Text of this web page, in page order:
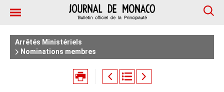
Arrêtés Ministériels
Nominations membres